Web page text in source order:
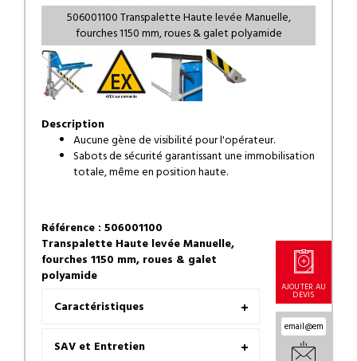
506001100 Transpalette Haute levée Manuelle,
fourches 1150 mm, roues & galet polyamide
Description
Aucune gène de visibilité pour l'opérateur.
Sabots de sécurité garantissant une immobilisation
totale, même en position haute.
Référence : 506001100
Transpalette Haute levée Manuelle,
fourches 1150 mm, roues & galet
polyamide
Caractéristiques
SAV et Entretien
AJOUTER AU
DEVIS